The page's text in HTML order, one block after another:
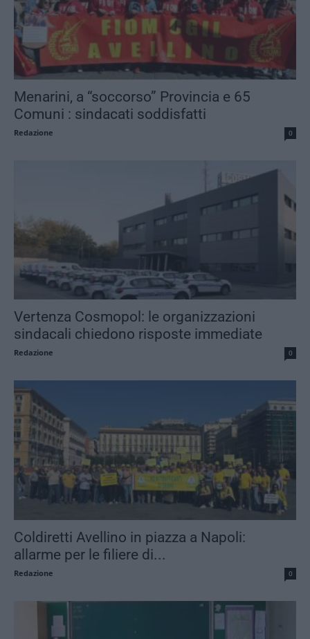
Menarini, a “soccorso” Provincia e 65
Comuni : sindacati soddisfatti
Redazione 0
Vertenza Cosmopol: le organizzazioni
sindacali chiedono risposte immediate
Redazione 0
Coldiretti Avellino in piazza a Napoli:
allarme per le filiere di...
Redazione 0